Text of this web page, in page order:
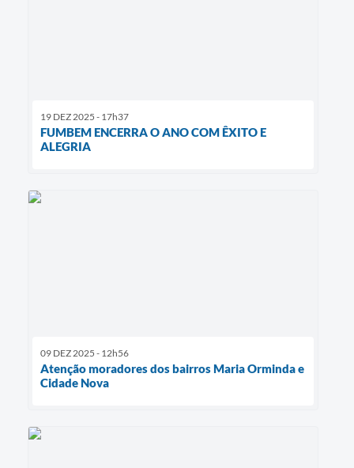
19 DEZ 2025 - 17h37
FUMBEM ENCERRA O ANO COM ÊXITO E
ALEGRIA
09 DEZ 2025 - 12h56
Atenção moradores dos bairros Maria Orminda e
Cidade Nova